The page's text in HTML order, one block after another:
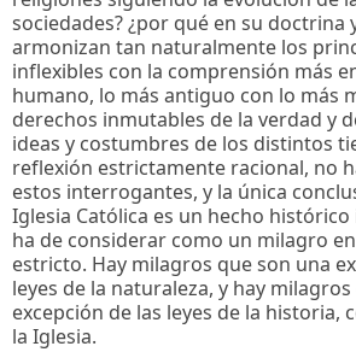
sociedades? ¿por qué en su doctrina
armonizan tan naturalmente los
inflexibles con la comprensión más
humano, lo más antiguo con lo más
derechos inmutables de la verdad y
ideas y costumbres de los distintos
reflexión estrictamente racional, no
estos interrogantes, y la única
Iglesia Católica es un hecho histórico
ha de considerar como un milagro
estricto. Hay milagros que son una
leyes de la naturaleza, y hay
excepción de las leyes de la historia,
la Iglesia.